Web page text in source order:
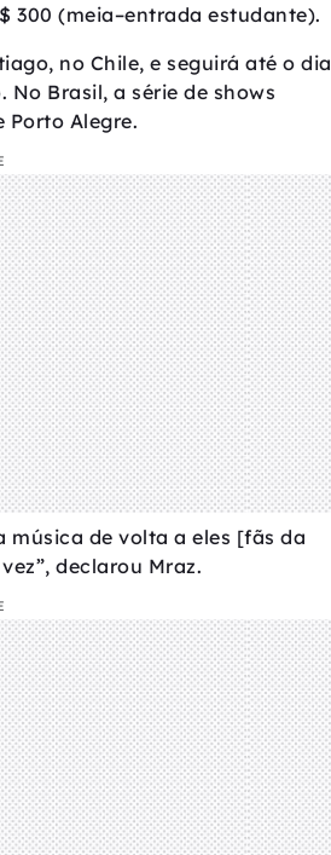
300 (meia–entrada estudante).
no Chile, e seguirá até o dia
Brasil, a série de shows
Porto Alegre.
de volta a eles [fãs da
declarou Mraz.